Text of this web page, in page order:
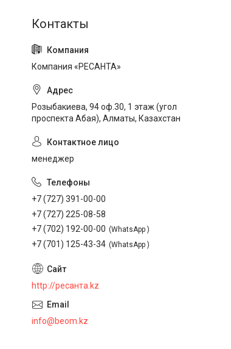
Компания «РЕСАНТА»
Розыбакиева, 94 оф.30, 1 этаж (угол
проспекта Абая), Алматы, Казахстан
менеджер
+7 (727) 391-00-00
+7 (727) 225-08-58
+7 (702) 192-00-00
WhatsApp
+7 (701) 125-43-34 WhatsApp
http://ресанта.kz
info@beom.kz